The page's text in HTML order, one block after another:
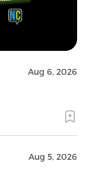
Aug 6, 2026
Aug 5, 2026